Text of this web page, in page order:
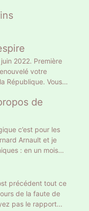
2022. Première
votre
République. Vous
Le 10 avril
suffrages exprimés
a approuvé son
et allocataires du
chose, vous ? Le
Macron, le double.
projet mais pour
sur les
presse écrite on
initial. Comment
dès la première
de
c’est pour les
Arnault et je
: en un mois
autrement. 18
a la même
Et encore on
yacht privé de 101
précédent tout ce
de la faute de
pas le rapport